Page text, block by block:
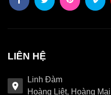
LIÊN HỆ
Linh Đàm
Hoàng Liệt, Hoàng